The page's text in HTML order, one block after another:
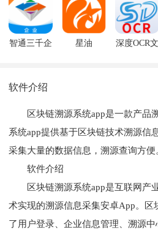
智通三千企
星油
深度OCR文
软件介绍
区块链溯源系统app是一款产品
系统app提供基于区块链技术溯源信
采集大量的数据信息，溯源查询方便
软件介绍
区块链溯源系统app是互联网产
术实现的溯源信息采集安卓App。区
了用户登录、企业信息管理、溯源中